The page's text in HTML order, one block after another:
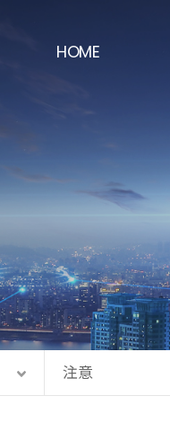
HOME
注意